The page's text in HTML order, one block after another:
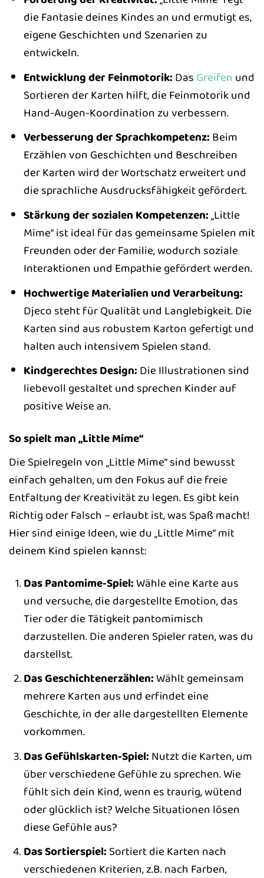
die Fantasie deines Kindes an und ermutigt es,
eigene Geschichten und Szenarien zu
entwickeln.
Entwicklung der Feinmotorik: Das Greifen und
Sortieren der Karten hilft, die Feinmotorik und
Hand-Augen-Koordination zu verbessern.
Verbesserung der Sprachkompetenz: Beim
Erzählen von Geschichten und Beschreiben
der Karten wird der Wortschatz erweitert und
die sprachliche Ausdrucksfähigkeit gefördert.
Stärkung der sozialen Kompetenzen:„Little
Mime“ ist ideal für das gemeinsame Spielen mit
Freunden oder der Familie, wodurch soziale
Interaktionen und Empathie gefördert werden.
Hochwertige Materialien und Verarbeitung:
Djeco steht für Qualität und Langlebigkeit. Die
Karten sind aus robustem Karton gefertigt und
halten auch intensivem Spielen stand.
Kindgerechtes Design: Die Illustrationen sind
liebevoll gestaltet und sprechen Kinder auf
positive Weise an.
So spielt man „Little Mime“
Die Spielregeln von „Little Mime“ sind bewusst
einfach gehalten, um den Fokus auf die freie
Entfaltung der Kreativität zu legen. Es gibt kein
Richtig oder Falsch – erlaubt ist, was Spaß macht!
Hier sind einige Ideen, wie du „Little Mime“ mit
deinem Kind spielen kannst:
Das Pantomime-Spiel:Wähle eine Karte aus
und versuche, die dargestellte Emotion, das
Tier oder die Tätigkeit pantomimisch
darzustellen. Die anderen Spieler raten, was du
darstellst.
Das Geschichtenerzählen:Wählt gemeinsam
mehrere Karten aus und erfindet eine
Geschichte, in der alle dargestellten Elemente
vorkommen.
Das Gefühlskarten-Spiel: Nutzt die Karten, um
über verschiedene Gefühle zu sprechen. Wie
fühlt sich dein Kind, wenn es traurig, wütend
oder glücklich ist? Welche Situationen lösen
diese Gefühle aus?
Das Sortierspiel: Sortiert die Karten nach
verschiedenen Kriterien, z.B. nach Farben,